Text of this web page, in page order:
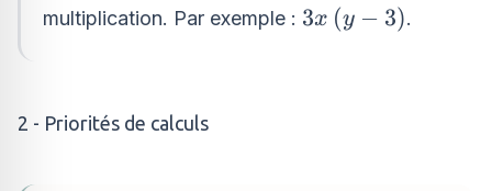
multiplication. Par exemple : 3x\left(y
3x (y − 3).
2 - Priorités de calculs